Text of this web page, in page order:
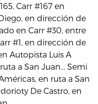
Carr #167 en
en dirección de
en Carr #30, entre
#1, en dirección de
Autopista Luis A
a San Juan… Semi
en ruta a San
De Castro, en